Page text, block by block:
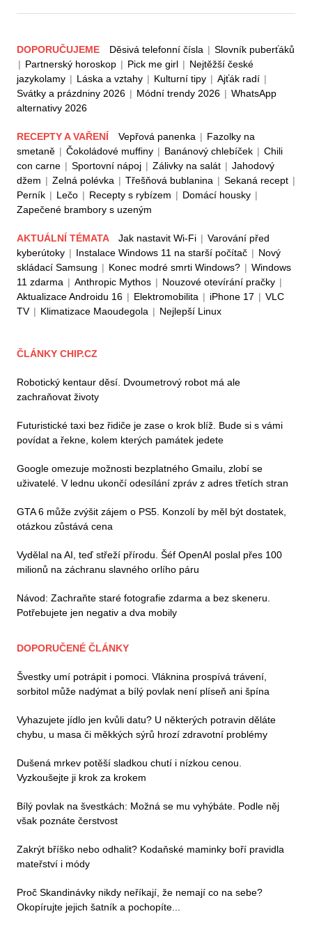
DOPORUČUJEME Děsivá telefonní čísla | Slovník puberťáků
| Partnerský horoskop | Pick me girl | Nejtěžší české
jazykolamy | Láska a vztahy | Kulturní tipy | Ajťák radí |
Svátky a prázdniny 2026 | Módní trendy 2026 | WhatsApp
alternativy 2026
RECEPTY A VAŘENÍ Vepřová panenka | Fazolky na
smetaně | Čokoládové muffiny | Banánový chlebíček | Chili
con carne | Sportovní nápoj | Zálivky na salát | Jahodový
džem | Zelná polévka | Třešňová bublanina | Sekaná recept |
Perník | Lečo | Recepty s rybízem | Domácí housky |
Zapečené brambory s uzeným
AKTUÁLNÍ TÉMATA Jak nastavit Wi-Fi | Varování před
kyberútoky | Instalace Windows 11 na starší počítač | Nový
skládací Samsung | Konec modré smrti Windows? | Windows
11 zdarma | Anthropic Mythos | Nouzové otevírání pračky |
Aktualizace Androidu 16 | Elektromobilita | iPhone 17 | VLC
TV | Klimatizace Maoudegola | Nejlepší Linux
ČLÁNKY CHIP.CZ
Robotický kentaur děsí. Dvoumetrový robot má ale
zachraňovat životy
Futuristické taxi bez řidiče je zase o krok blíž. Bude si s vámi
povídat a řekne, kolem kterých památek jedete
Google omezuje možnosti bezplatného Gmailu, zlobí se
uživatelé. V lednu ukončí odesílání zpráv z adres třetích stran
GTA 6 může zvýšit zájem o PS5. Konzolí by měl být dostatek,
otázkou zůstává cena
Vydělal na AI, teď střeží přírodu. Šéf OpenAI poslal přes 100
milionů na záchranu slavného orlího páru
Návod: Zachraňte staré fotografie zdarma a bez skeneru.
Potřebujete jen negativ a dva mobily
DOPORUČENÉ ČLÁNKY
Švestky umí potrápit i pomoci. Vláknina prospívá trávení,
sorbitol může nadýmat a bílý povlak není plíseň ani špína
Vyhazujete jídlo jen kvůli datu? U některých potravin děláte
chybu, u masa či měkkých sýrů hrozí zdravotní problémy
Dušená mrkev potěší sladkou chutí i nízkou cenou.
Vyzkoušejte ji krok za krokem
Bílý povlak na švestkách: Možná se mu vyhýbáte. Podle něj
však poznáte čerstvost
Zakrýt bříško nebo odhalit? Kodaňské maminky boří pravidla
mateřství i módy
Proč Skandinávky nikdy neříkají, že nemají co na sebe?
Okopírujte jejich šatník a pochopíte...